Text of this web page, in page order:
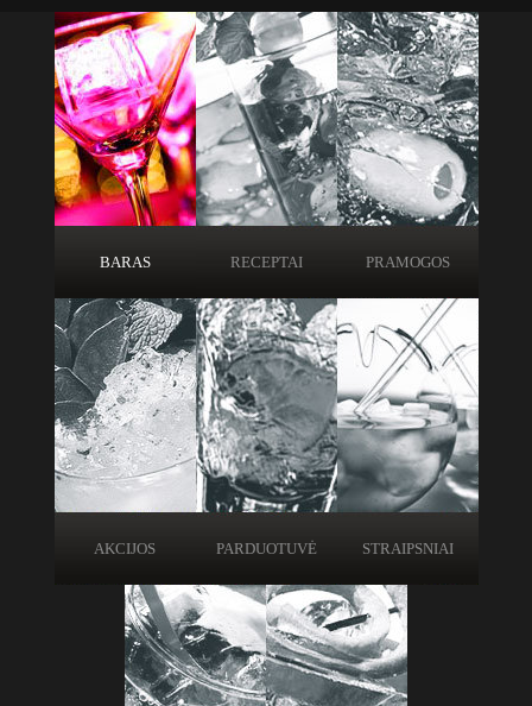
BARAS RECEPTAI PRAMOGOS
AKCIJOS PARDUOTUVĖ STRAIPSNIAI